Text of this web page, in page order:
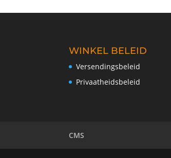
WINKEL BELEID
Versendingsbeleid
Privaatheidsbeleid
CMS